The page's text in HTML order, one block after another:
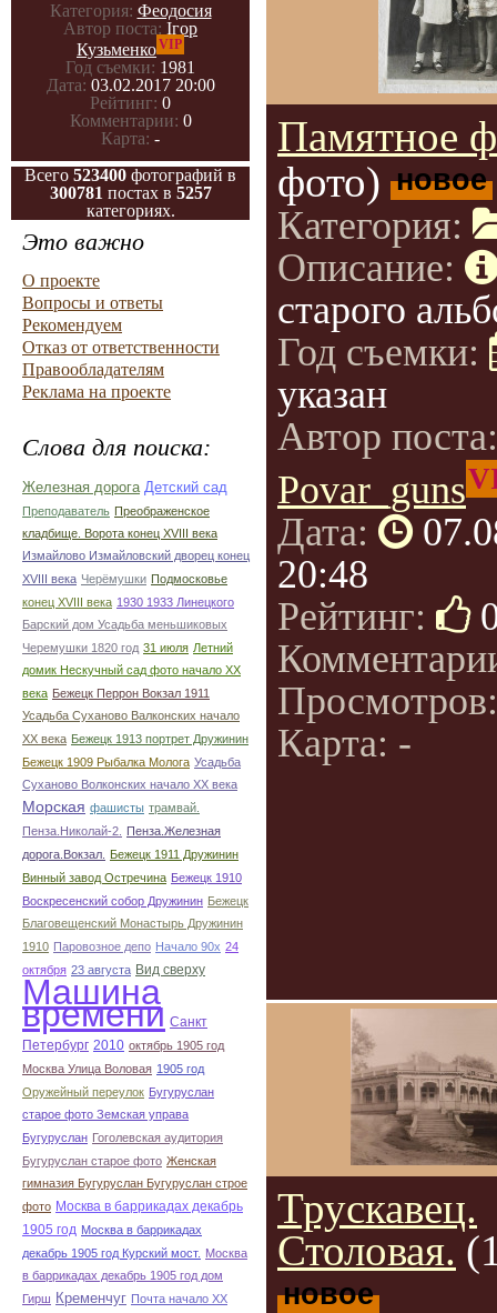
Категория: Феодосия
Автор поста: Ігор
КузьменкоVIP
Год съемки: 1981
Дата: 03.02.2017 20:00
Рейтинг: 0
Комментарии: 0
Карта: -
Всего 523400 фотографий в
300781 постах в 5257
категориях.
Это важно
О проекте
Вопросы и ответы
Рекомендуем
Отказ от ответственности
Правообладателям
Реклама на проекте
Слова для поиска:
Железная дорога Детский сад
Преподаватель Преображенское
кладбище. Ворота конец ХVIII века
Измайлово Измайловский дворец конец
ХVIII века Черёмушки Подмосковье
конец ХVIII века 1930 1933 Линецкого
Барский дом Усадьба меньшиковых
Черемушки 1820 год 31 июля Летний
домик Нескучный сад фото начало ХХ
века Бежецк Перрон Вокзал 1911
Усадьба Суханово Валконских начало
ХХ века Бежецк 1913 портрет Дружинин
Бежецк 1909 Рыбалка Молога Усадьба
Суханово Волконских начало ХХ века
Морская фашисты трамвай.
Пенза.Николай-2.
Пенза.Железная
дорога.Вокзал.
Бежецк 1911 Дружинин
Винный завод Остречина Бежецк 1910
Воскресенский собор Дружинин Бежецк
Благовещенский Монастырь Дружинин
1910 Паровозное депо Начало 90х 24
октября 23 августа Вид сверху
Машина
времени Санкт
Петербург 2010 октябрь 1905 год
Москва Улица Воловая 1905 год
Оружейный переулок Бугуруслан
старое фото Земская управа
Бугуруслан Гоголевская аудитория
Бугуруслан старое фото Женская
гимназия Бугуруслан Бугуруслан строе
фото Москва в баррикадах декабрь
1905 год Москва в баррикадах
декабрь 1905 год Курский мост. Москва
в баррикадах декабрь 1905 год дом
Гирш Кременчуг Почта начало ХХ
Памятное
фото) новое
Категория:
Описание:
старого
Год съемки:
указан
Автор
Povar_guns
Дата:
20:48
Рейтинг:
Карта: -
Трускавец.
Столовая.
новое